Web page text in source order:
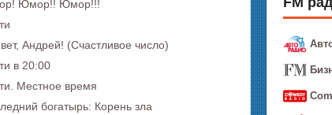
Юмор!! Юмор!!!
Андрей! (Счастливое число)
в 20:00
Местное время
богатырь: Корень зла